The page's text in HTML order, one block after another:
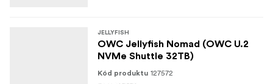
JELLYFISH
OWC Jellyfish Nomad (OWC U.2
NVMe Shuttle 32TB)
Kód produktu 127572